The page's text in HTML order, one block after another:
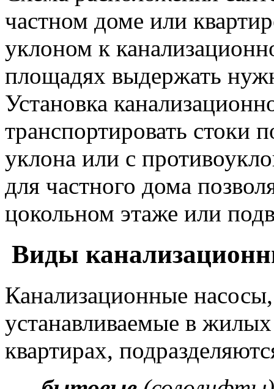
частном доме или
уклоном к
площадях выдержать
Установка
транспортировать стоки
уклона или с
для частного дома
цокольном этаже или
Виды
Канализационные насосы,
устанавливаемые в
квартирах,